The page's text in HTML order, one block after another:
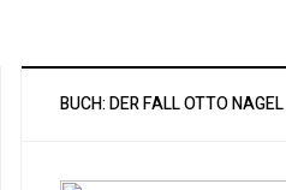
BUCH: DER FALL OTTO NAGEL